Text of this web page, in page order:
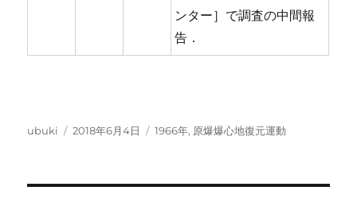
ンター］で調査の中間報
告．
投
ubuki
投
2018年6月4日
カ
1966年, 原爆爆心地復元運動